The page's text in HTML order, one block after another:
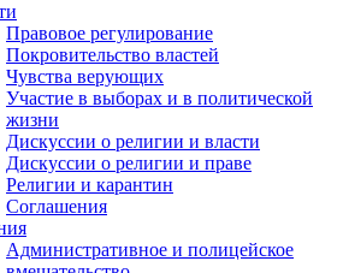
Правовое регулирование
Покровительство властей
Чувства верующих
Участие в выборах и в политической
жизни
Дискуссии о религии и власти
Дискуссии о религии и праве
Религии и карантин
Соглашения
Административное и полицейское